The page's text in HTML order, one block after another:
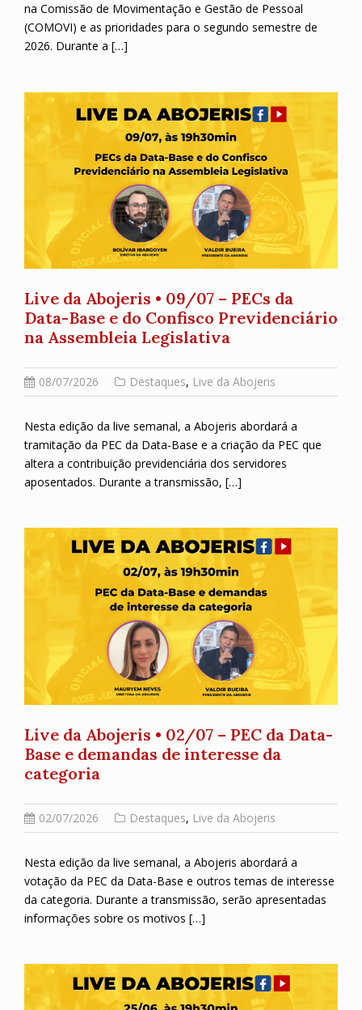
na Comissão de Movimentação e Gestão de Pessoal
(COMOVI) e as prioridades para o segundo semestre de
2026. Durante a […]
Live da Abojeris • 09/07 – PECs da
Data-Base e do Confisco Previdenciário
na Assembleia Legislativa
08/07/2026 Destaques, Live da Abojeris
Nesta edição da live semanal, a Abojeris abordará a
tramitação da PEC da Data-Base e a criação da PEC que
altera a contribuição previdenciária dos servidores
aposentados. Durante a transmissão, […]
Live da Abojeris • 02/07 – PEC da Data-
Base e demandas de interesse da
categoria
02/07/2026 Destaques, Live da Abojeris
Nesta edição da live semanal, a Abojeris abordará a
votação da PEC da Data-Base e outros temas de interesse
da categoria. Durante a transmissão, serão apresentadas
informações sobre os motivos […]